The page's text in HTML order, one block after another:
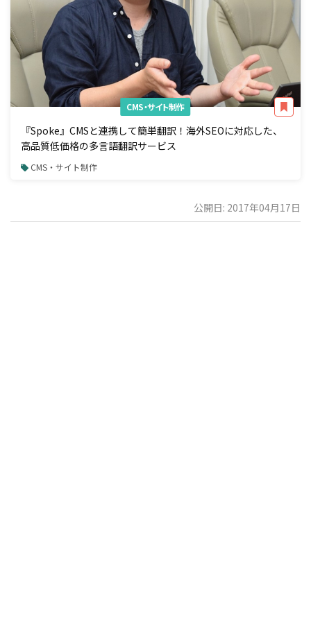
CMS・サイト制作
『Spoke』CMSと連携して簡単翻訳！海外SEOに対応した、
高品質低価格の多言語翻訳サービス
CMS・サイト制作
公開日: 2017年04月17日